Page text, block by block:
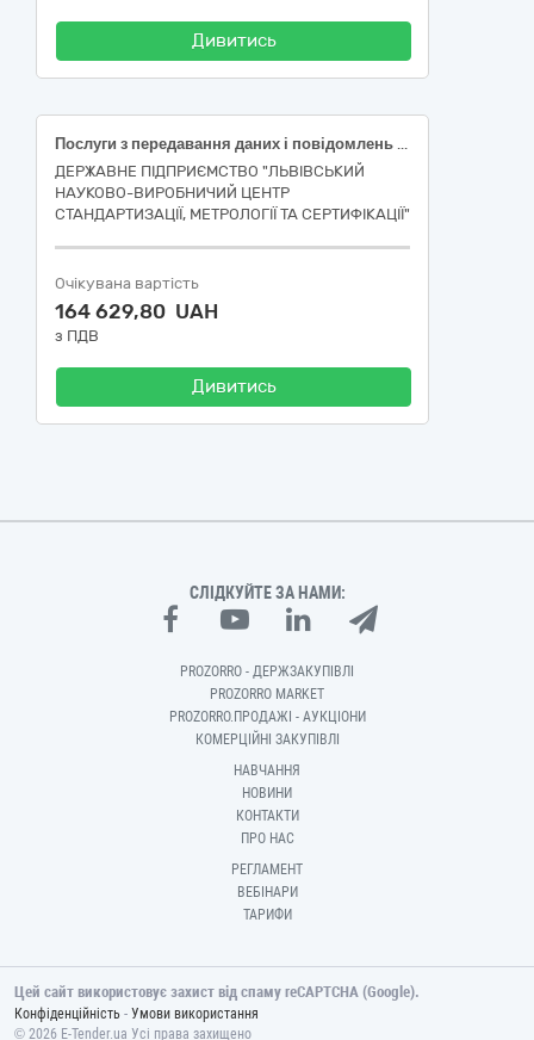
Дивитись
Послуги з передавання даних і повідомлень (електронні комунікаційні послуги), а також послуги, пов’язані технологічно з електронними комунікаційними послугами
ДЕРЖАВНЕ ПІДПРИЄМСТВО "ЛЬВІВСЬКИЙ
НАУКОВО-ВИРОБНИЧИЙ ЦЕНТР
СТАНДАРТИЗАЦІЇ, МЕТРОЛОГІЇ ТА СЕРТИФІКАЦІЇ"
Очікувана вартість
164 629,80 UAH
з ПДВ
Дивитись
СЛІДКУЙТЕ ЗА НАМИ:
PROZORRO - ДЕРЖЗАКУПІВЛІ
PROZORRO MARKET
PROZORRO.ПРОДАЖІ - АУКЦІОНИ
КОМЕРЦІЙНІ ЗАКУПІВЛІ
НАВЧАННЯ
НОВИНИ
КОНТАКТИ
ПРО НАС
РЕГЛАМЕНТ
ВЕБІНАРИ
ТАРИФИ
Цей сайт використовує захист від спаму reCAPTCHA (Google).
Конфіденційність - Умови використання
© 2026 E-Tender.ua Усі права захищено